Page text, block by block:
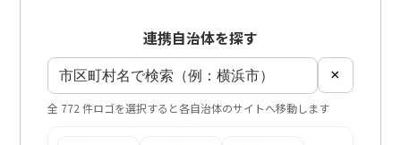
連携自治体を探す
×
全 772 件ロゴを選択すると各自治体のサイトへ移動します